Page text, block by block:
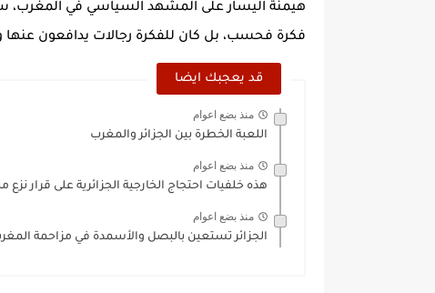
هيمنة اليسار على المشهد السياسي في المغرب،
فكرة فحسب، بل كان للفكرة رجالات يدافعون عنها
قد يعجبك ايضا
منذ بضع اعوام
اللعبة الخطرة بين الجزائر والمغرب
منذ بضع اعوام
هذه خلفيات احتجاج الخارجية الجزائرية على قرار نزع
منذ بضع اعوام
الجزائر تستعين بالبصل والأسمدة في مزاحمة